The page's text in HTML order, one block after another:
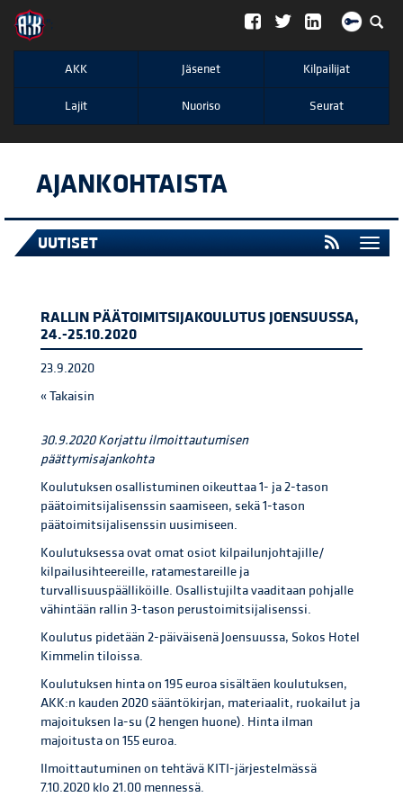
";
AKK Jäsenet Kilpailijat
Lajit Nuoriso Seurat
AJANKOHTAISTA
UUTISET
RALLIN PÄÄTOIMITSIJAKOULUTUS JOENSUUSSA,
24.-25.10.2020
23.9.2020
« Takaisin
30.9.2020 Korjattu ilmoittautumisen
päättymisajankohta
Koulutuksen osallistuminen oikeuttaa 1- ja 2-tason
päätoimitsijalisenssin saamiseen, sekä 1-tason
päätoimitsijalisenssin uusimiseen.
Koulutuksessa ovat omat osiot kilpailunjohtajille/
kilpailusihteereille, ratamestareille ja
turvallisuuspäälliköille. Osallistujilta vaaditaan pohjalle
vähintään rallin 3-tason perustoimitsijalisenssi.
Koulutus pidetään 2-päiväisenä Joensuussa, Sokos Hotel
Kimmelin tiloissa.
Koulutuksen hinta on 195 euroa sisältäen koulutuksen,
AKK:n kauden 2020 sääntökirjan, materiaalit, ruokailut ja
majoituksen la-su (2 hengen huone). Hinta ilman
majoitusta on 155 euroa.
Ilmoittautuminen on tehtävä KITI-järjestelmässä
7.10.2020 klo 21.00 mennessä.